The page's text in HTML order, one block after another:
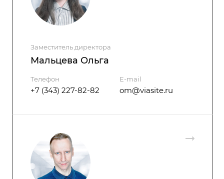
Заместитель директора
Мальцева Ольга
Телефон
+7 (343) 227-82-82
E-mail
om@viasite.ru